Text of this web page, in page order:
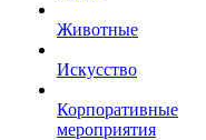
Животные
Искусство
Корпоративные
мероприятия